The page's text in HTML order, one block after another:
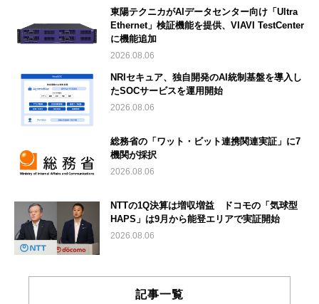
東陽テクニカがAIデータセンター向け「Ultra
Ethernet」検証機能を提供、VIAVI TestCenter
に機能追加
2026.08.06
NRIセキュア、独自開発のAI統制基盤を導入し
たSOCサービスを運用開始
2026.08.06
総務省の「ワット・ビット連携関連実証」に7
機関が採択
2026.08.06
NTTの1Q決算は増収増益 ドコモの「気球型
HAPS」は9月から能登エリアで実証開始
2026.08.06
記事一覧